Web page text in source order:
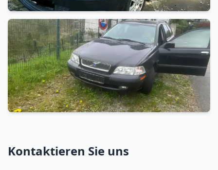
Kontaktieren Sie uns